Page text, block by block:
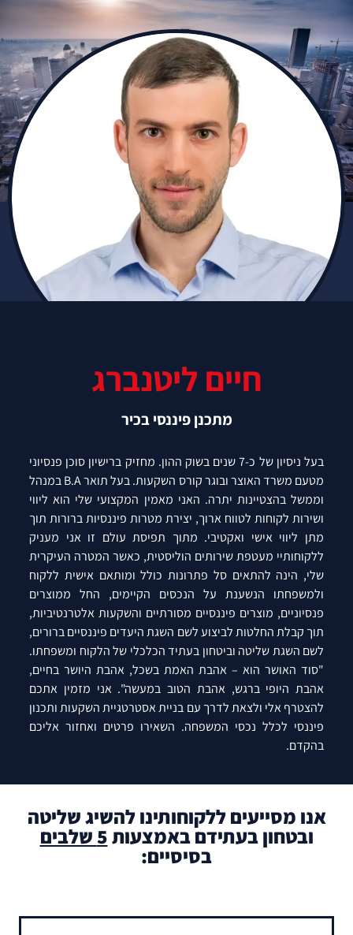
חיים ליטנברג
מתכנן פיננסי בכיר
בעל ניסיון של כ-7 שנים בשוק ההון. מחזיק ברישיון סוכן פנסיוני
מטעם משרד האוצר ובוגר קורס השקעות. בעל תואר B.A במנהל
וממשל בהצטיינות יתרה. האני מאמין המקצועי שלי הוא ליווי
ושירות לקוחות לטווח ארוך, יצירת מטרות פיננסיות ברורות תוך
מתן ליווי אישי ואקטיבי. מתוך תפיסת עולם זו אני מעניק
ללקוחותיי מעטפת שירותים הוליסטית, כאשר המטרה העיקרית
שלי, הינה להתאים סל פתרונות כולל ומותאם אישית ללקוח
ולמשפחתו הנשענת על הנכסים הקיימים, החל ממוצרים
פנסיוניים, מוצרים פיננסיים מסורתיים והשקעות אלטרנטיביות,
תוך קבלת החלטות לביצוע לשם השגת היעדים פיננסיים ברורים,
לשם השגת שליטה וביטחון בעתיד הכלכלי של הלקוח ומשפחתו.
"סוד האושר הוא – אהבת האמת בשכל, אהבת היושר בחיים,
אהבת היופי ברגש, אהבת הטוב במעשה". אני מזמין אתכם
להצטרף אלי ולצאת לדרך עם בניית אסטרטגיית השקעות ותכנון
פיננסי לכלל נכסי המשפחה. השאירו פרטים ואחזור אליכם
בהקדם.
אנו מסייעים ללקוחותינו להשיג שליטה
ובטחון בעתידם באמצעות5 שלבים
בסיסיים: